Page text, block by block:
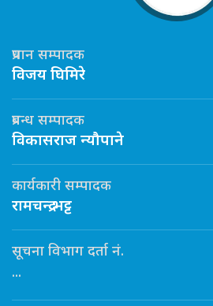
प्रधान सम्पादक
विजय घिमिरे
प्रबन्ध सम्पादक
विकासराज न्यौपाने
कार्यकारी सम्पादक
रामचन्द्र भट्ट
सूचना विभाग दर्ता नं.
...